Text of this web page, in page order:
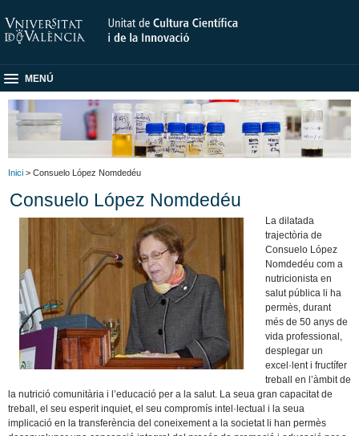
MENÚ
Inici > Consuelo López Nomdedéu
Consuelo López Nomdedéu
La dilatada
trajectòria de
Consuelo López
Nomdedéu com a
nutricionista en
salut pública li ha
permès, durant
més de 50 anys de
vida professional,
desplegar un
excel·lent i fructífer
treball en l’àmbit de
la nutrició comunitària i l’educació per a la salut. La seua gran capacitat de
treball, el seu esperit inquiet, el seu compromís intel·lectual i la seua
implicació en la transferència del coneixement a la societat li han permès